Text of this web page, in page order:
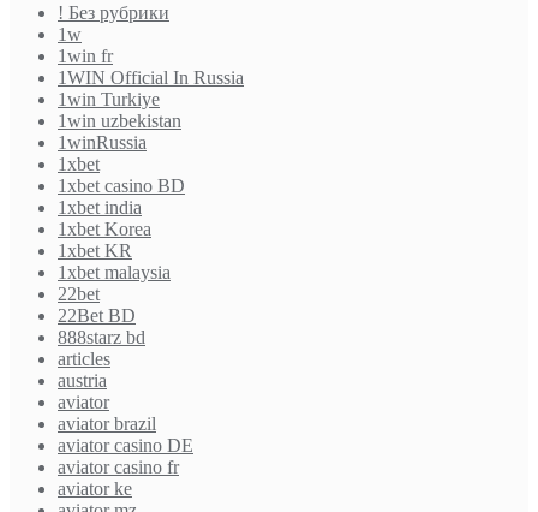
! Без рубрики
1w
1win fr
1WIN Official In Russia
1win Turkiye
1win uzbekistan
1winRussia
1xbet
1xbet casino BD
1xbet india
1xbet Korea
1xbet KR
1xbet malaysia
22bet
22Bet BD
888starz bd
articles
austria
aviator
aviator brazil
aviator casino DE
aviator casino fr
aviator ke